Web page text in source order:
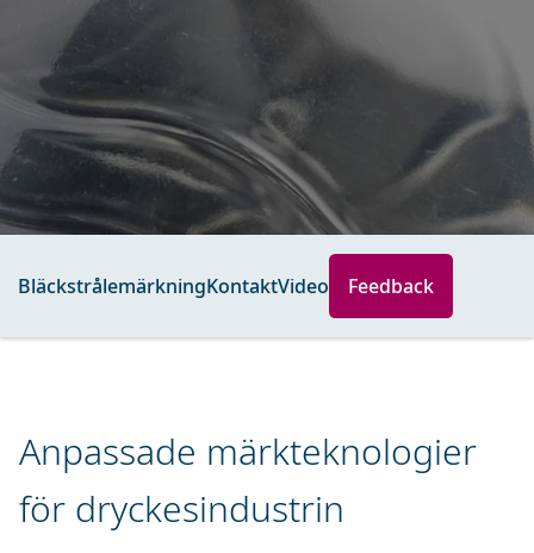
BläckstrålemärkningKontaktVideo Feedback
Anpassade märkteknologier
för dryckesindustrin